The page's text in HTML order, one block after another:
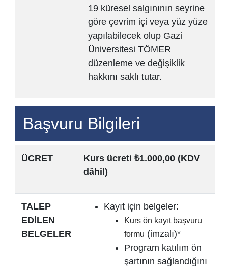
19 küresel salgınının seyrine
göre çevrim içi veya yüz yüze
yapılabilecek olup Gazi
Üniversitesi TÖMER
düzenleme ve değişiklik
hakkını saklı tutar.
Başvuru Bilgileri
ÜCRET
Kurs ücreti ₺1.000,00 (KDV
dâhil)
TALEP
EDİLEN
BELGELER
Kayıt için belgeler:
Kurs ön kayıt başvuru
formu (imzalı)*
Program katılım ön
şartının sağlandığını